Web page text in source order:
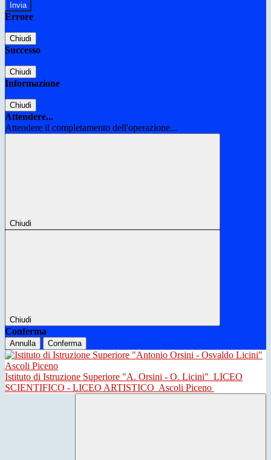
Errore
Chiudi
Successo
Chiudi
Informazione
Chiudi
Attendere...
Attendere il completamento dell'operazione...
Chiudi
Chiudi
Conferma
Annulla Conferma
Istituto di Istruzione Superiore "A. Orsini - O. Licini" LICEO
SCIENTIFICO - LICEO ARTISTICO Ascoli Piceno